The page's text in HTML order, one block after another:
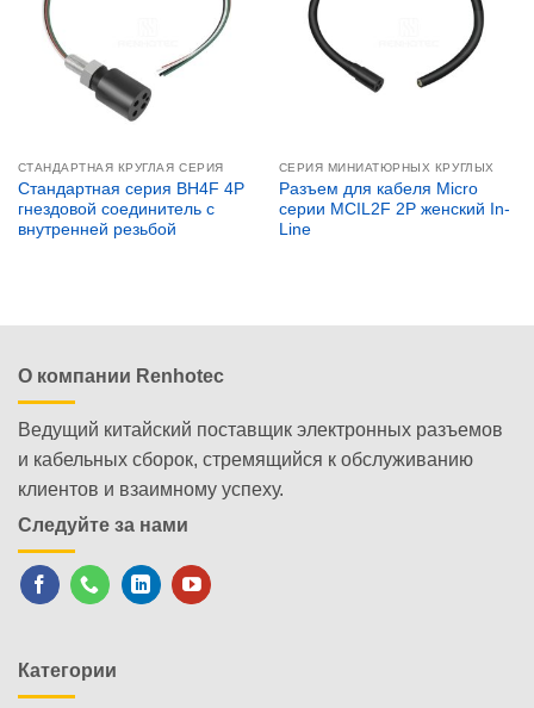
СТАНДАРТНАЯ КРУГЛАЯ СЕРИЯ
Стандартная серия BH4F 4P
гнездовой соединитель с
внутренней резьбой
СЕРИЯ МИНИАТЮРНЫХ КРУГЛЫХ
Разъем для кабеля Micro
серии MCIL2F 2P женский In-
Line
О компании Renhotec
Ведущий китайский поставщик электронных разъемов
и кабельных сборок, стремящийся к обслуживанию
клиентов и взаимному успеху.
Следуйте за нами
Категории